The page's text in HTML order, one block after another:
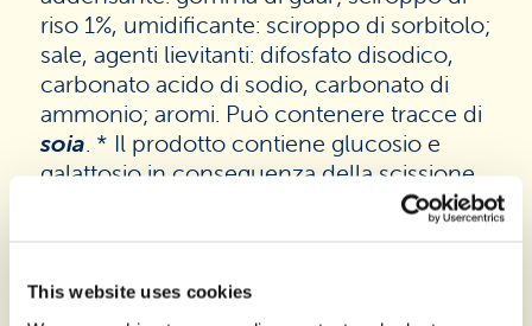
This website uses cookies
riso 1%, umidificante: sciroppo di sorbitolo;
sale, agenti lievitanti: difosfato disodico,
carbonato acido di sodio, carbonato di
ammonio; aromi. Può contenere tracce di
soia . * Il prodotto contiene glucosio e
galattosio in conseguenza della scissione
del lattosio. Contenuto di lattosio nel